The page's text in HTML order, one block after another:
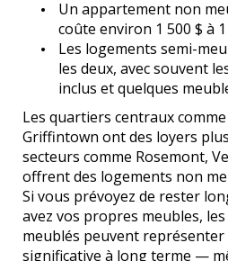
Un appartement non
coûte environ 1 500 $ à
Les logements semi-
les deux, avec souvent
inclus et quelques
Les quartiers centraux
Griffintown ont des loyers
secteurs comme Rosemont,
offrent des logements non
Si vous prévoyez de rester
avez vos propres meubles,
meublés peuvent représenter
significative à long terme —